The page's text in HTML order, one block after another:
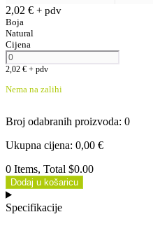
2,02 € + pdv
Boja
Natural
Cijena
2,02 € + pdv
Nema na zalihi
Broj odabranih proizvoda: 0
Ukupna cijena: 0,00 €
0 Items, Total $0.00
Dodaj u košaricu
Specifikacije